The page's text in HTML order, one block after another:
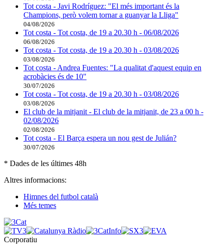
Tot costa - Javi Rodríguez: "El més important és la
Champions, però volem tornar a guanyar la Lliga"
04/08/2026
Tot costa - Tot costa, de 19 a 20.30 h - 06/08/2026
06/08/2026
Tot costa - Tot costa, de 19 a 20.30 h - 03/08/2026
03/08/2026
Tot costa - Andrea Fuentes: "La qualitat d'aquest equip en
acrobàcies és de 10"
30/07/2026
Tot costa - Tot costa, de 19 a 20.30 h - 03/08/2026
03/08/2026
El club de la mitjanit - El club de la mitjanit, de 23 a 00 h -
02/08/2026
02/08/2026
Tot costa - El Barça espera un nou gest de Julián?
30/07/2026
* Dades de les últimes 48h
Altres informacions:
Himnes del futbol català
Més temes
Corporatiu